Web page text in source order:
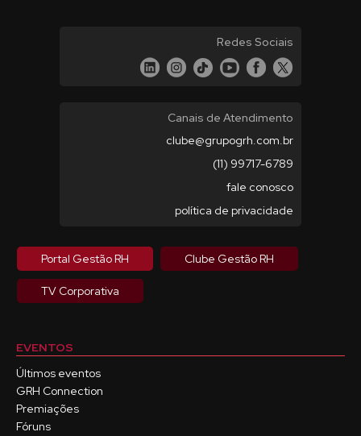
Redes Sociais
Canais de Atendimento
clube@grupogrh.com.br
(11) 99717-6789
fale conosco
política de privacidade
Portal Gestão RH Clube Gestão RH
TV Corporativa
EVENTOS
Últimos eventos
GRH Connection
Premiações
Fóruns